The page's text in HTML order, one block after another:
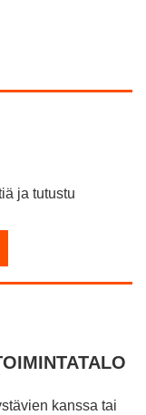
ja tutustu
kanssa tai